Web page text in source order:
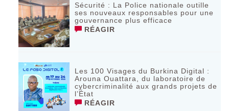
Sécurité : La Police nationale outille
ses nouveaux responsables pour une
gouvernance plus efficace
RÉAGIR
Les 100 Visages du Burkina Digital :
Arouna Ouattara, du laboratoire de
cybercriminalité aux grands projets de
l’État
RÉAGIR